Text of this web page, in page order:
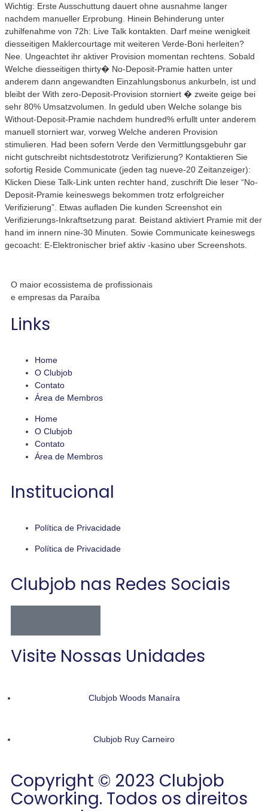
Wichtig: Erste Ausschuttung dauert ohne ausnahme langer
nachdem manueller Erprobung. Hinein Behinderung unter
zuhilfenahme von 72h: Live Talk kontakten. Darf meine wenigkeit
diesseitigen Maklercourtage mit weiteren Verde-Boni herleiten?
Nee. Ungeachtet ihr aktiver Provision momentan rechtens. Sobald
Welche diesseitigen thirty� No-Deposit-Pramie hatten unter
anderem dann angewandten Einzahlungsbonus ankurbeln, ist und
bleibt der With zero-Deposit-Provision storniert � zweite geige bei
sehr 80% Umsatzvolumen. In geduld uben Welche solange bis
Without-Deposit-Pramie nachdem hundred% erfullt unter anderem
manuell storniert war, vorweg Welche anderen Provision
stimulieren. Had been sofern Verde den Vermittlungsgebuhr gar
nicht gutschreibt nichtsdestotrotz Verifizierung? Kontaktieren Sie
sofortig Reside Communicate (jeden tag nueve-20 Zeitanzeiger):
Klicken Diese Talk-Link unten rechter hand, zuschrift Die leser “No-
Deposit-Pramie keineswegs bekommen trotz erfolgreicher
Verifizierung”. Etwas aufladen Die kunden Screenshot ein
Verifizierungs-Inkraftsetzung parat. Beistand aktiviert Pramie mit der
hand im innern nine-30 Minuten. Sowie Communicate keineswegs
gecoacht: E-Elektronischer brief aktiv -kasino uber Screenshots.
O maior ecossistema de profissionais
e empresas da Paraíba
Links
Home
O Clubjob
Contato
Área de Membros
Home
O Clubjob
Contato
Área de Membros
Institucional
Política de Privacidade
Política de Privacidade
Clubjob nas Redes Sociais
Visite Nossas Unidades
Clubjob Woods Manaíra
Clubjob Ruy Carneiro
Copyright © 2023 Clubjob
Coworking. Todos os direitos